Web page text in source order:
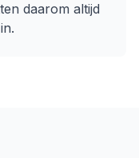
daarom altijd